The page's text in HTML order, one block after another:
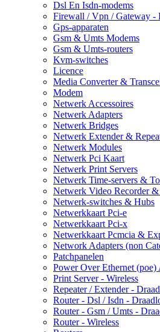
Dsl En Isdn-modems
Firewall / Vpn / Gateway -
Gps-apparaten
Gsm & Umts Modems
Gsm & Umts-routers
Kvm-switches
Licence
Media Converter &
Modem
Netwerk Accessoires
Netwerk Adapters
Netwerk Bridges
Netwerk Extender &
Netwerk Modules
Netwerk Pci Kaart
Netwerk Print Servers
Netwerk Time-servers &
Netwerk Video Recorder &
Netwerk-switches & Hubs
Netwerkkaart Pci-e
Netwerkkaart Pci-x
Netwerkkaart Pcmcia &
Network Adapters (non
Patchpanelen
Power Over Ethernet (poe)
Print Server - Wireless
Repeater / Extender -
Router - Dsl / Isdn -
Router - Gsm / Umts -
Router - Wireless